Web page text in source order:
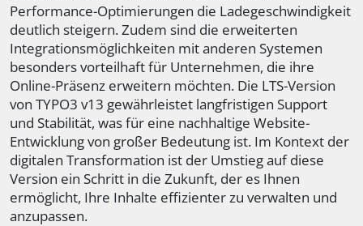
Performance-Optimierungen die Ladegeschwindigkeit
deutlich steigern. Zudem sind die erweiterten
Integrationsmöglichkeiten mit anderen Systemen
besonders vorteilhaft für Unternehmen, die ihre
Online-Präsenz erweitern möchten. Die LTS-Version
von TYPO3 v13 gewährleistet langfristigen Support
und Stabilität, was für eine nachhaltige Website-
Entwicklung von großer Bedeutung ist. Im Kontext der
digitalen Transformation ist der Umstieg auf diese
Version ein Schritt in die Zukunft, der es Ihnen
ermöglicht, Ihre Inhalte effizienter zu verwalten und
anzupassen.